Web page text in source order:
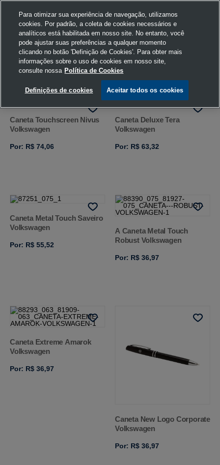
Home Volkswagen Papelaria Caneta U
FILTRAR Ordenar por
Caneta Touchscreen Nivus
Volkswagen
Por: R$ 74,06
Caneta Deluxe Tera
Volkswagen
Por: R$ 63,32
Caneta Metal Touch Saveiro
Volkswagen
Por: R$ 55,52
A Caneta Metal Touch
Robust Volkswagen
Por: R$ 36,97
Caneta Extreme Amarok
Volkswagen
Por: R$ 36,97
Caneta New Logo Corporate
Volkswagen
Por: R$ 36,97
Para otimizar sua experiência de navegação, utilizamos
cookies. Por padrão, a coleta de cookies necessários e
analíticos está habilitada em nosso site. No entanto, você
pode ajustar suas preferências a qualquer momento
clicando no botão 'Definição de Cookies'. Para obter mais
informações sobre o uso de cookies em nosso site,
consulte nossa Política de Cookies
Definições de cookies Aceitar todos os cookies